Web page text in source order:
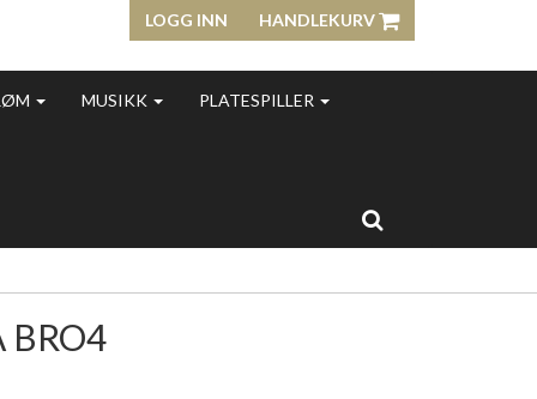
LOGG INN HANDLEKURV
MUSIKK PLATESPILLER
BRO4